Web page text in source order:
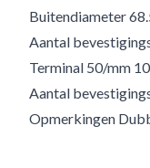
Buitendiameter
Aantal
Terminal 50/mm
Aantal
Opmerkingen